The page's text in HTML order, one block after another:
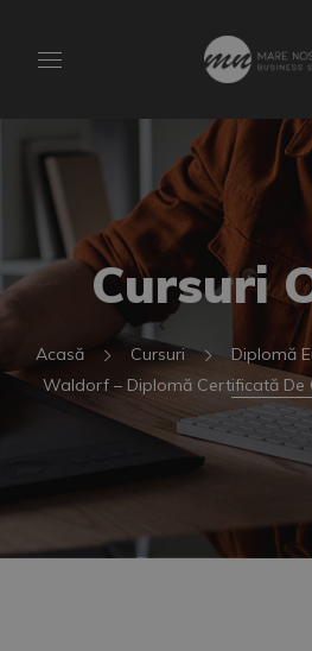
Cursuri
Acasă Cursuri
Diplomă
Waldorf – Diplomă Certificată De